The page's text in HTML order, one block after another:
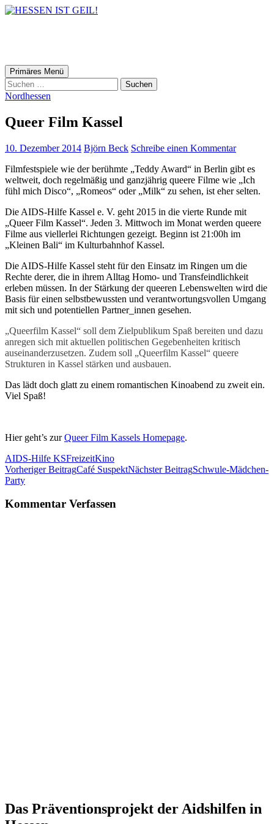
Suchen
Primäres Menü Zum
Inhalt
springen
Suchen
nach:
Nordhessen
Queer Film Kassel
10. Dezember 2014 Björn Beck Schreibe einen Kommentar
Filmfestspiele wie der berühmte „Teddy Award“ in Berlin gibt es
weltweit, doch regelmäßig und ganzjährig queere Filme wie „Ich
fühl mich Disco“, „Romeos“ oder „Milk“ zu sehen, ist eher selten.
Die AIDS-Hilfe Kassel e. V. geht 2015 in die vierte Runde mit
„Queer Film Kassel“. Jeden 3. Mittwoch im Monat werden queere
Filme aus viellerlei Richtungen gezeigt. Beginn ist 21:00h im
„Kleinen Bali“ im Kulturbahnhof Kassel.
Die AIDS-Hilfe Kassel steht für den Einsatz im Ringen um die
Rechte derer, die in ihrem Alltag Homo- und Transfeindlichkeit
erleben müssen. In der Stärkung der queeren Lebenswelten wird die
Basis für einen selbstbewussten und verantwortungsvollen Umgang
mit sich und potentiellen Partner_innen gesehen.
„Queerfilm Kassel“ soll dem Zielpublikum Spaß bereiten und dazu
anregen sich mit aktuellen politischen Gegebenheiten kritisch
auseinanderzusetzen. Zudem soll „Queerfilm Kassel“ queere
Strukturen in Kassel stärken und ausbauen.
Das lädt doch glatt zu einem romantischen Kinoabend zu zweit ein.
Viel Spaß!
Hier geht’s zurQueer Film Kassels Homepage.
AIDS-Hilfe KSFreizeitKino
Beitrags-
Navigation
Vorheriger BeitragCafé SuspektNächster BeitragSchwule-Mädchen-
Party
Kommentar Verfassen
Das Präventionsprojekt der Aidshilfen in